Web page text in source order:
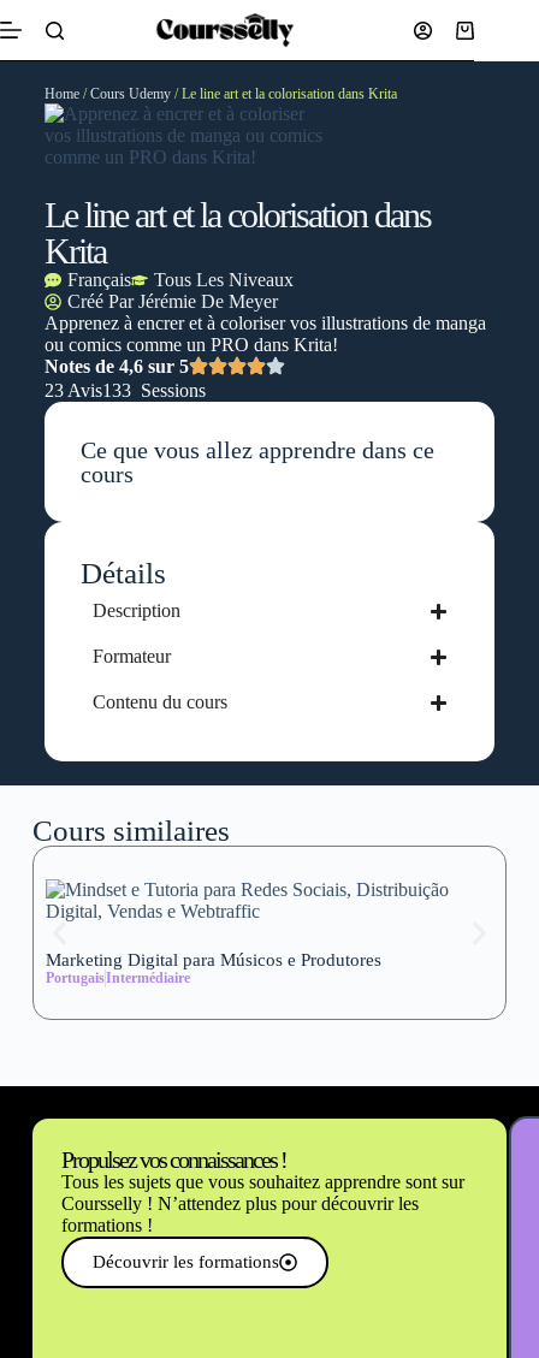
Home/Cours Udemy/ Le line art et la colorisation dans Krita
Le line art et la colorisation dans
Krita
Français
Tous Les Niveaux
Créé ParJérémie De Meyer
Apprenez à encrer et à coloriser vos illustrations de manga
ou comics comme un PRO dans Krita!
Notes de 4,6 sur 5
23 Avis133 Sessions
Ce que vous allez apprendre dans ce
cours
Détails
Description
Formateur
Contenu du cours
Cours similaires
Marketing Digital para Músicos e Produtores
PortugaisIntermédiaire
Propulsez vos connaissances !
Tous les sujets que vous souhaitez apprendre sont sur
Coursselly ! N’attendez plus pour découvrir les
formations !
Découvrir les formations